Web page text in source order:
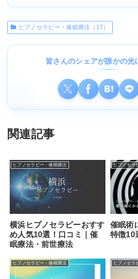
ヒプノセラピー・催眠療法（17）
皆さんのシェアが誰かの光
関連記事
ヒプノセラピー・催眠療法
横浜ヒプノセラピーおすす
め人気10選！口コミ｜催
眠療法・前世療法
ヒプノセラ
催眠術
特徴10
ヒプノセラピー・催眠療法 ヒプノセラ